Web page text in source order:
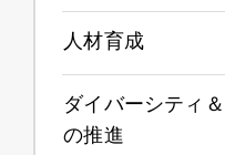
人材育成
ダイバーシティ
の推進